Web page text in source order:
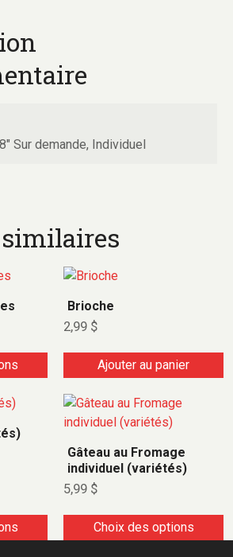
Sur demande, Individuel
Brioche
2,99 $
Ajouter au panier
Gâteau au Fromage
individuel (variétés)
5,99 $
Choix des options